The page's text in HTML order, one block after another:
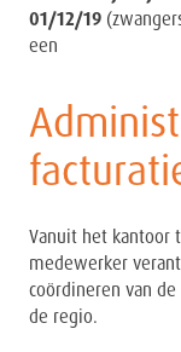
01/12/19
een
Vanuit het kantoor
medewerker
coördineren van
de regio.